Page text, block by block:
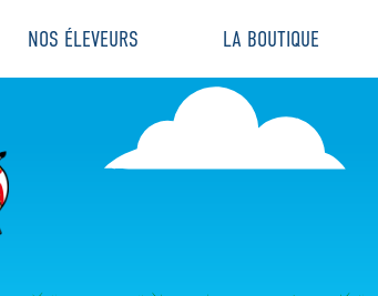
NOS ÉLEVEURS LA BOUTIQUE